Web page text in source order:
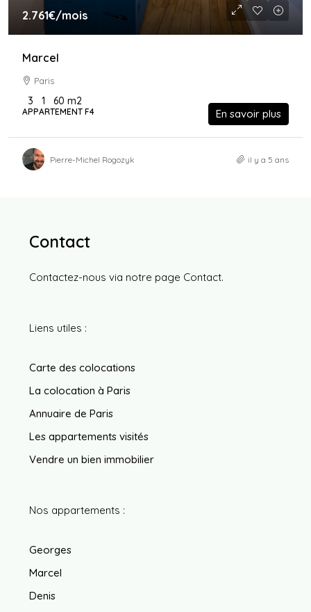
2.761€/mois
Marcel
Paris
3 1 60 m2
APPARTEMENT F4 En savoir plus
Pierre-Michel Rogozyk il y a 5 ans
Contact
Contactez-nous via notre page Contact.
Liens utiles :
Carte des colocations
La colocation à Paris
Annuaire de Paris
Les appartements visités
Vendre un bien immobilier
Nos appartements :
Georges
Marcel
Denis